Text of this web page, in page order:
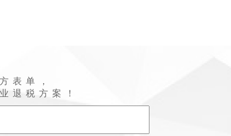
表单，
退税方案！